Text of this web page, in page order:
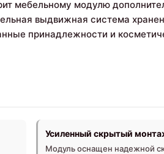
мебельному модулю
выдвижная система
принадлежности и
Усиленный скрытый
Модуль оснащен надежной